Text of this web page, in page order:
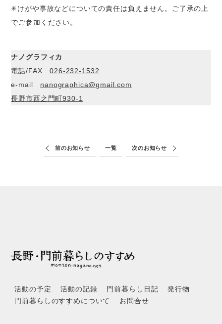
✳︎けがや事故などについての責任は負えません。ご了承の上
でご参加ください。
ナノグラフィカ
電話/FAX026-232-1532
e-mail nanographica@gmail.com
長野市西之門町930-1
前のお知らせ 一覧 次のお知らせ
活動の予定 活動の記録 門前暮らし日記
発行物
門前暮らしのすすめについて
お問合せ